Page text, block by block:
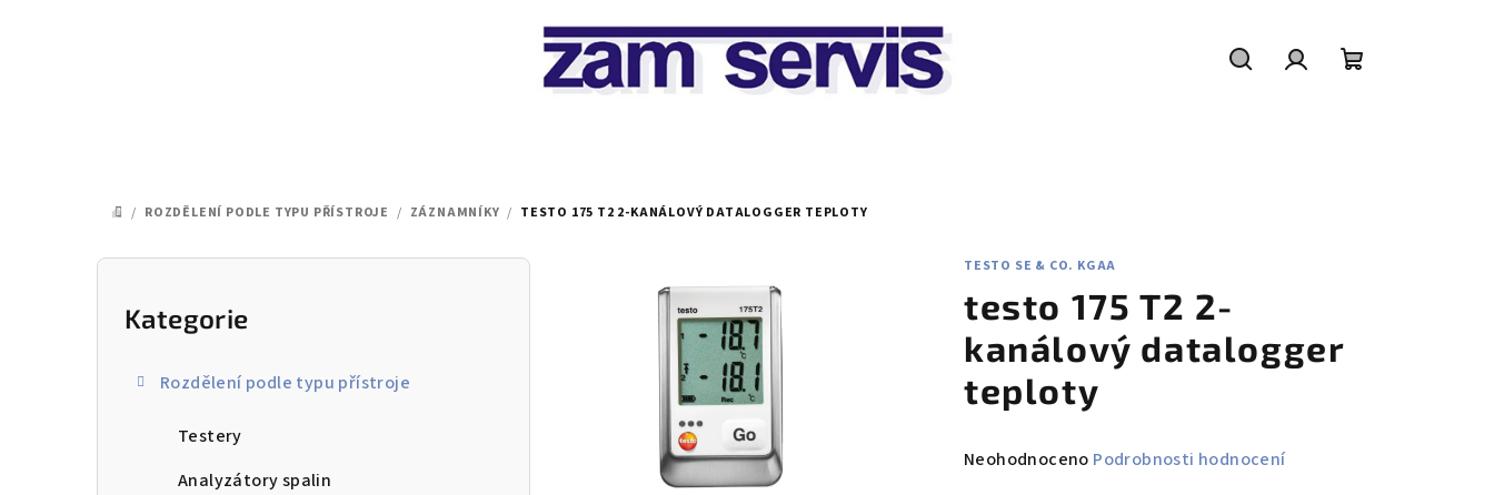
DOMŮ
/ ROZDĚLENÍ PODLE TYPU PŘÍSTROJE / ZÁZNAMNÍKY / TESTO 175 T2 2-KANÁLOVÝ DATALOGGER TEPLOTY
P
Přeskočit
kategorie
Kategorie
Rozdělení podle typu přístroje
Testery
Analyzátory spalin
TESTO SE & CO. KGAA
testo 175 T2 2-
kanálový datalogger
teploty
Průměrné
Neohodnoceno Podrobnosti hodnocení